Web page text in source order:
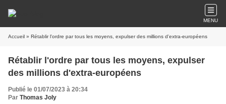
MENU
Accueil » Rétablir l'ordre par tous les moyens, expulser des millions d'extra-européens
Rétablir l'ordre par tous les moyens, expulser
des millions d'extra-européens
Publié le 01/07/2023 à 20:34
Par Thomas Joly